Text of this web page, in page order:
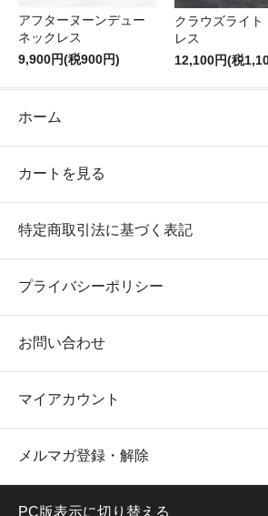
アフターヌーンデュー
ネックレス
9,900円(税900円)
クラウズライト
レス
12,100円(税
ホーム
カートを見る
特定商取引法に基づく表記
プライバシーポリシー
お問い合わせ
マイアカウント
メルマガ登録・解除
PC版表示に切り替える